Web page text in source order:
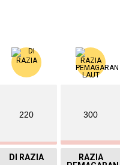
220
DI RAZIA
300
RAZIA